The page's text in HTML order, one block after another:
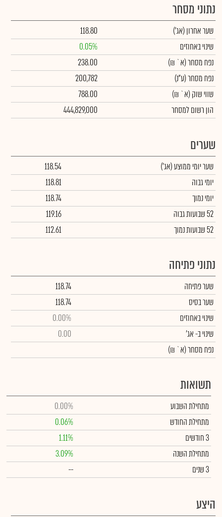
נתוני מסחר
שער אחרון (אג')
118.80
שינוי באחוזים
0.05%
נפח מסחר(א` ₪)
238.00
נפח מסחר(ע"נ)
200,782
שווי שוק (א` ₪)
788.00
הון רשום למסחר
444,829,000
שערים
שער יומי ממוצע(אג')
118.54
יומי גבוה
118.81
יומי נמוך
118.74
52 שבועות גבוה
119.16
52 שבועות נמוך
112.61
נתוני פתיחה
שער פתיחה
118.74
שער בסיס
118.74
שינוי באחוזים
0.00%
שינויב- אג'
0.00
נפח מסחר(א` ₪)
תשואות
מתחילת השבוע
0.00%
מתחילת החודש
0.06%
3 חודשים
1.11%
מתחילת השנה
3.09%
3 שנים
--
היצע